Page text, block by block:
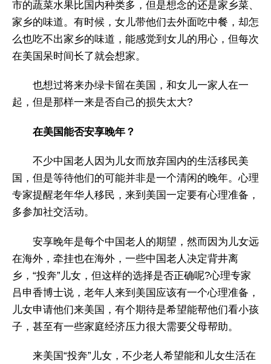
市的蔬菜水果比国内种类多，但是想念的还是家乡菜、
家乡的味道。有时候，女儿带他们去外面吃中餐，却怎
么也吃不出家乡的味道，能感觉到女儿的用心，但每次
在美国呆时间长了就会想家。
也想过将来办绿卡留在美国，和女儿一家人在一
起，但是那样一来是否自己的损失太大?
在美国能否安享晚年？
不少中国老人因为儿女而放弃国内的生活移民美
国，但是等待他们的可能并非是一个清闲的晚年。心理
专家提醒老年华人移民，来到美国一定要有心理准备，
多参加社交活动。
安享晚年是每个中国老人的期望，然而因为儿女远
在海外，牵挂也在海外，一些中国老人决定背井离
乡，“投奔”儿女，但这样的选择是否正确呢?心理专家
吕申香博士说，老年人来到美国应该有一个心理准备，
儿女申请他们来美国，有个期待是希望能帮他们看小孩
子，甚至有一些家庭经济压力很大需要父母帮助。
来美国“投奔”儿女，不少老人希望能和儿女生活在